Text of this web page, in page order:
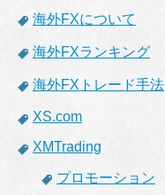
海外FXについて
海外FXランキング
海外FXトレード手法
XS.com
XMTrading
プロモーション